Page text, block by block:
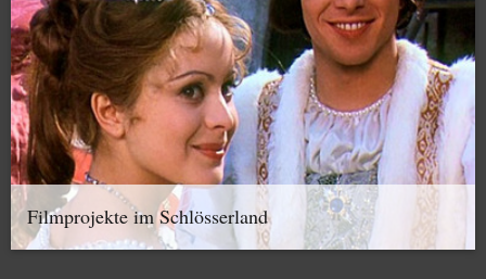
Filmprojekte im Schlösserland